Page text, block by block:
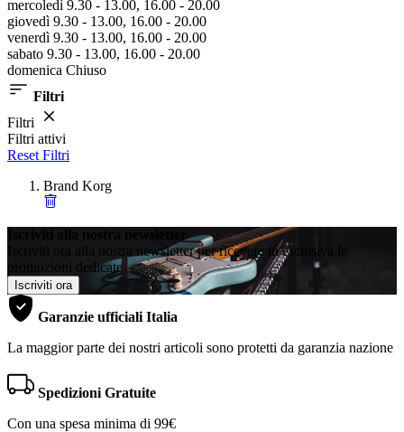
mercoledì 9.30 - 13.00, 16.00 - 20.00
giovedì 9.30 - 13.00, 16.00 - 20.00
venerdì 9.30 - 13.00, 16.00 - 20.00
sabato 9.30 - 13.00, 16.00 - 20.00
domenica Chiuso
Filtri
Filtri
Filtri attivi
Reset Filtri
Brand Korg
Iscriviti alla nostra newsletter
Iscriviti ora alla nostra newsletter per ricevere in esclusiva le
promozioni dedicate
Iscriviti ora
Garanzie ufficiali Italia
La maggior parte dei nostri articoli sono protetti da garanzia nazione
Spedizioni Gratuite
Con una spesa minima di 99€